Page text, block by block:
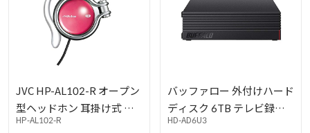
JVC HP-AL102-R オープン
型ヘッドホン 耳掛け式 ガ
ーネットレッド
HP-AL102-R
バッファロー 外付けハード
ディスク 6TB テレビ録
画/PC/PS4/4K対応 バッフ
HD-AD6U3